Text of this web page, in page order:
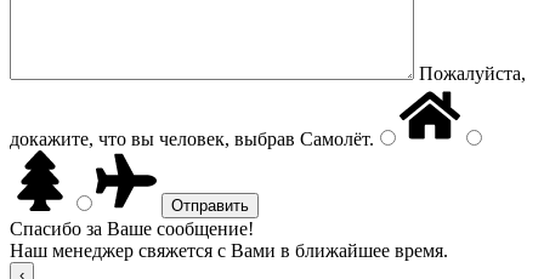
Пожалуйста,
докажите, что вы человек, выбрав Самолёт.
Спасибо за Ваше сообщение!
Наш менеджер свяжется с Вами в ближайшее время.